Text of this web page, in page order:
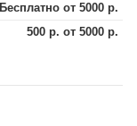
Бесплатно от 5000 р.
500 р. от 5000 р.